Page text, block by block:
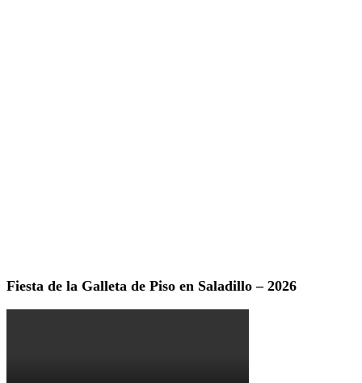
Fiesta de la Galleta de Piso en Saladillo – 2026